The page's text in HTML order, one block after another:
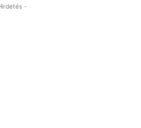
-